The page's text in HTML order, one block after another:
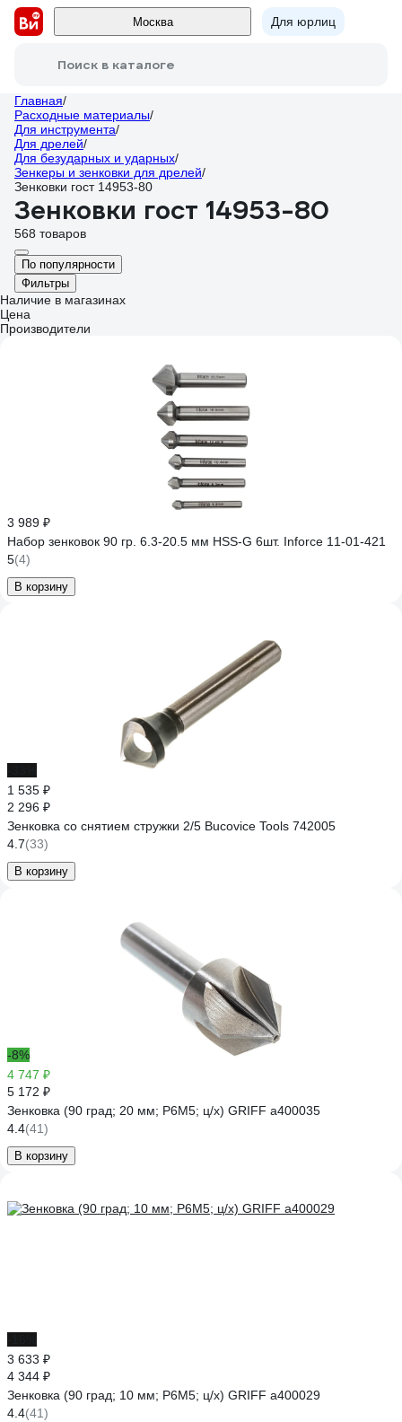
Москва Для юрлиц
Поиск в каталоге
Главная/
Расходные материалы/
Для инструмента/
Для дрелей/
Для безударных и ударных/
Зенкеры и зенковки для дрелей/
Зенковки гост 14953-80
Зенковки гост 14953-80
568 товаров
По популярности
Фильтры
Наличие в магазинах
Цена
Производители
3 989 ₽
Набор зенковок 90 гр. 6.3-20.5 мм HSS-G 6шт. Inforce 11-01-421
5(4)
В корзину
1 535 ₽
2 296 ₽
Зенковка со снятием стружки 2/5 Bucovice Tools 742005
4.7(33)
В корзину
-8%
4 747 ₽
5 172 ₽
Зенковка (90 град; 20 мм; Р6М5; ц/х) GRIFF a400035
4.4(41)
В корзину
3 633 ₽
4 344 ₽
Зенковка (90 град; 10 мм; Р6М5; ц/х) GRIFF a400029
4.4(41)